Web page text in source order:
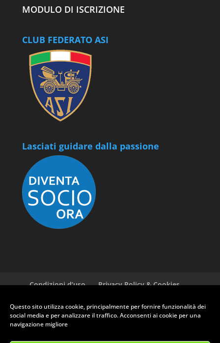
Questo sito utilizza cookie, principalmente per fornire funzionalità dei
social media e per analizzare il traffico. Acconsenti ai cookie per una
navigazione migliore
MODULO DI ISCRIZIONE
CLUB FEDERATO ASI
Lasciati guidare dalla passione
Condizioni d’uso
Privacy Policy & Cookies